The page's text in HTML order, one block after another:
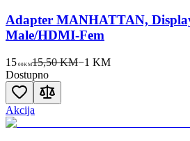
Adapter MANHATTAN,
Male/HDMI-Fem
15 00KM15,50 KM−1 KM
Dostupno
Akcija